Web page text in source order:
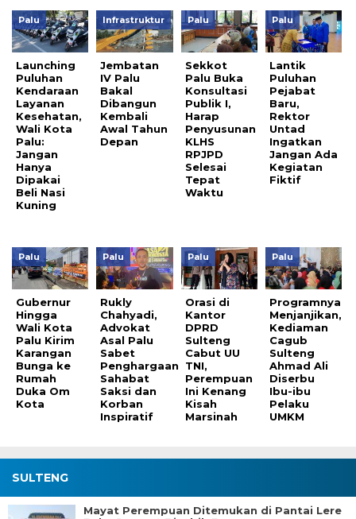
Palu
Launching
Puluhan
Kendaraan
Layanan
Kesehatan,
Wali Kota
Palu:
Jangan
Hanya
Dipakai
Beli Nasi
Kuning
Infrastruktur
Jembatan
IV Palu
Bakal
Dibangun
Kembali
Awal Tahun
Depan
Palu
Sekkot
Palu Buka
Konsultasi
Publik I,
Harap
Penyusunan
KLHS
RPJPD
Selesai
Tepat
Waktu
Palu
Lantik
Puluhan
Pejabat
Baru,
Rektor
Untad
Ingatkan
Jangan Ada
Kegiatan
Fiktif
Palu
Gubernur
Hingga
Wali Kota
Palu Kirim
Karangan
Bunga ke
Rumah
Duka Om
Kota
Palu
Rukly
Chahyadi,
Advokat
Asal Palu
Sabet
Penghargaan
Sahabat
Saksi dan
Korban
Inspiratif
Palu
Orasi di
Kantor
DPRD
Sulteng
Cabut UU
TNI,
Perempuan
Ini Kenang
Kisah
Marsinah
Palu
Programnya
Menjanjikan,
Kediaman
Cagub
Sulteng
Ahmad Ali
Diserbu
Ibu-ibu
Pelaku
UMKM
SULTENG
Mayat Perempuan Ditemukan di Pantai Lere